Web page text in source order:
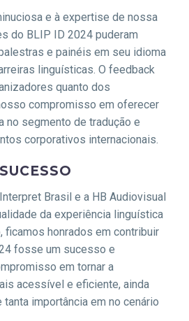
e à expertise de nossa
do BLIP ID 2024 puderam
e painéis em seu idioma
linguísticas. O feedback
quanto dos
compromisso em oferecer
no segmento de tradução e
corporativos internacionais.
Brasil e a HB Audiovisual
da experiência linguística
ficamos honrados em contribuir
fosse um sucesso e
em tornar a
acessível e eficiente, ainda
importância em no cenário